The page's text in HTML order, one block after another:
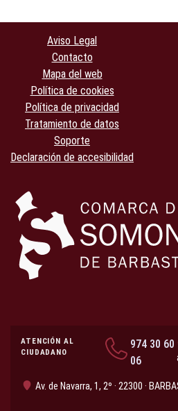
Aviso Legal
Contacto
Mapa del web
Política de cookies
Política de privacidad
Tratamiento de datos
Soporte
Declaración de accesibilidad
ATENCIÓN AL
CIUDADANO
974 30 60
06
Av. de Navarra, 1, 2º · 22300 ·